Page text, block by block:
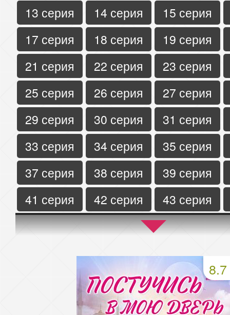
13 серия
14 серия
15 серия
17 серия
18 серия
19 серия
21 серия
22 серия
23 серия
25 серия
26 серия
27 серия
29 серия
30 серия
31 серия
33 серия
34 серия
35 серия
37 серия
38 серия
39 серия
41 серия
42 серия
43 серия
45 серия
46 серия
47 серия
50 серия
51 серия
54 серия
55 серия
58 серия
59 серия
8.7